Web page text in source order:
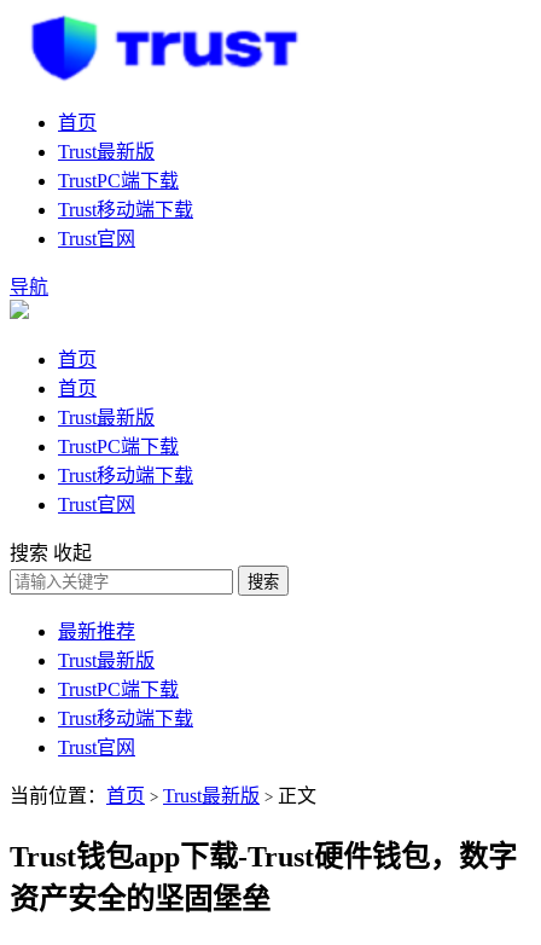
首页
Trust最新版
TrustPC端下载
Trust移动端下载
Trust官网
导航
首页
首页
Trust最新版
TrustPC端下载
Trust移动端下载
Trust官网
搜索 收起
搜索
最新推荐
Trust最新版
TrustPC端下载
Trust移动端下载
Trust官网
当前位置： 首页 > Trust最新版 > 正文
Trust钱包app下载-Trust硬件钱包，数字
资产安全的坚固堡垒